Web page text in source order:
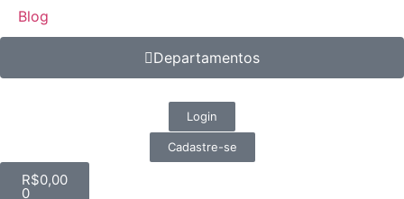
Blog
Departamentos
Login
Cadastre-se
R$0,00
0